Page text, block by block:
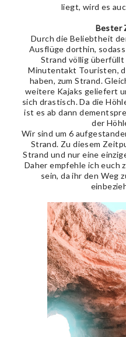
liegt, wird es
Bester
Durch die Beliebtheit
Ausflüge dorthin,
Strand völlig überfüllt
Minutentakt Touristen,
haben, zum Strand.
weitere Kajaks geliefert
sich drastisch. Da die
ist es ab dann
der
Wir sind um 6
Strand. Zu diesem
Strand und nur eine
Daher empfehle ich euch
sein, da ihr den Weg